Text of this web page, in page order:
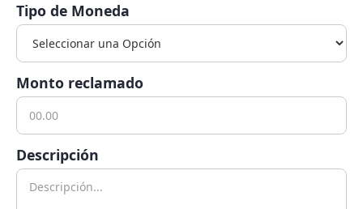
Tipo de Moneda
Monto reclamado
Descripción